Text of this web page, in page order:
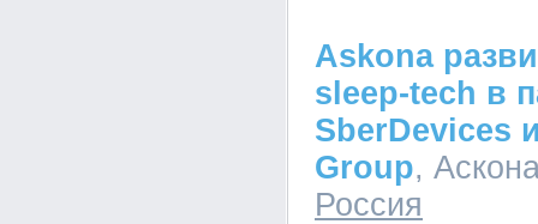
Askona
sleep-tech в
SberDevices
Group,
Россия